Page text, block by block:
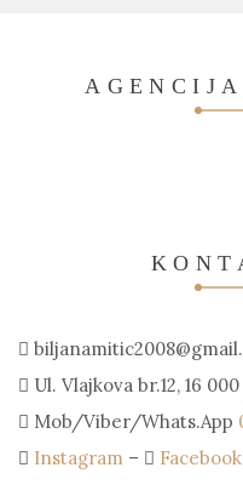
Ul. Vlajkova br.12, 16
Mob/Viber/Whats.App
Instagram – Facebook